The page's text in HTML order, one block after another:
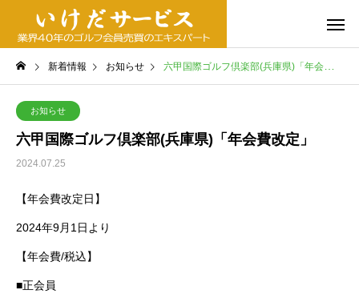
新着情報 お知らせ 六甲国際ゴルフ倶楽部(兵庫県)「年会費改定」
お知らせ
六甲国際ゴルフ倶楽部(兵庫県)「年会費改定」
2024.07.25
【年会費改定日】
2024年9月1日より
【年会費/税込】
■正会員